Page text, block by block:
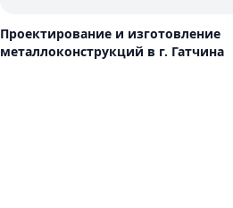
Проектирование и изготовление
металлоконструкций в г. Гатчина